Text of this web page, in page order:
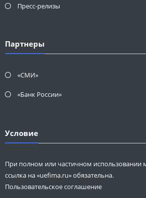
Пресс-релизы
Партнеры
«СМИ»
«Банк России»
Условие
При полном или частичном использовании
ссылка на «uefima.ru» обязательна.
Пользовательское соглашение